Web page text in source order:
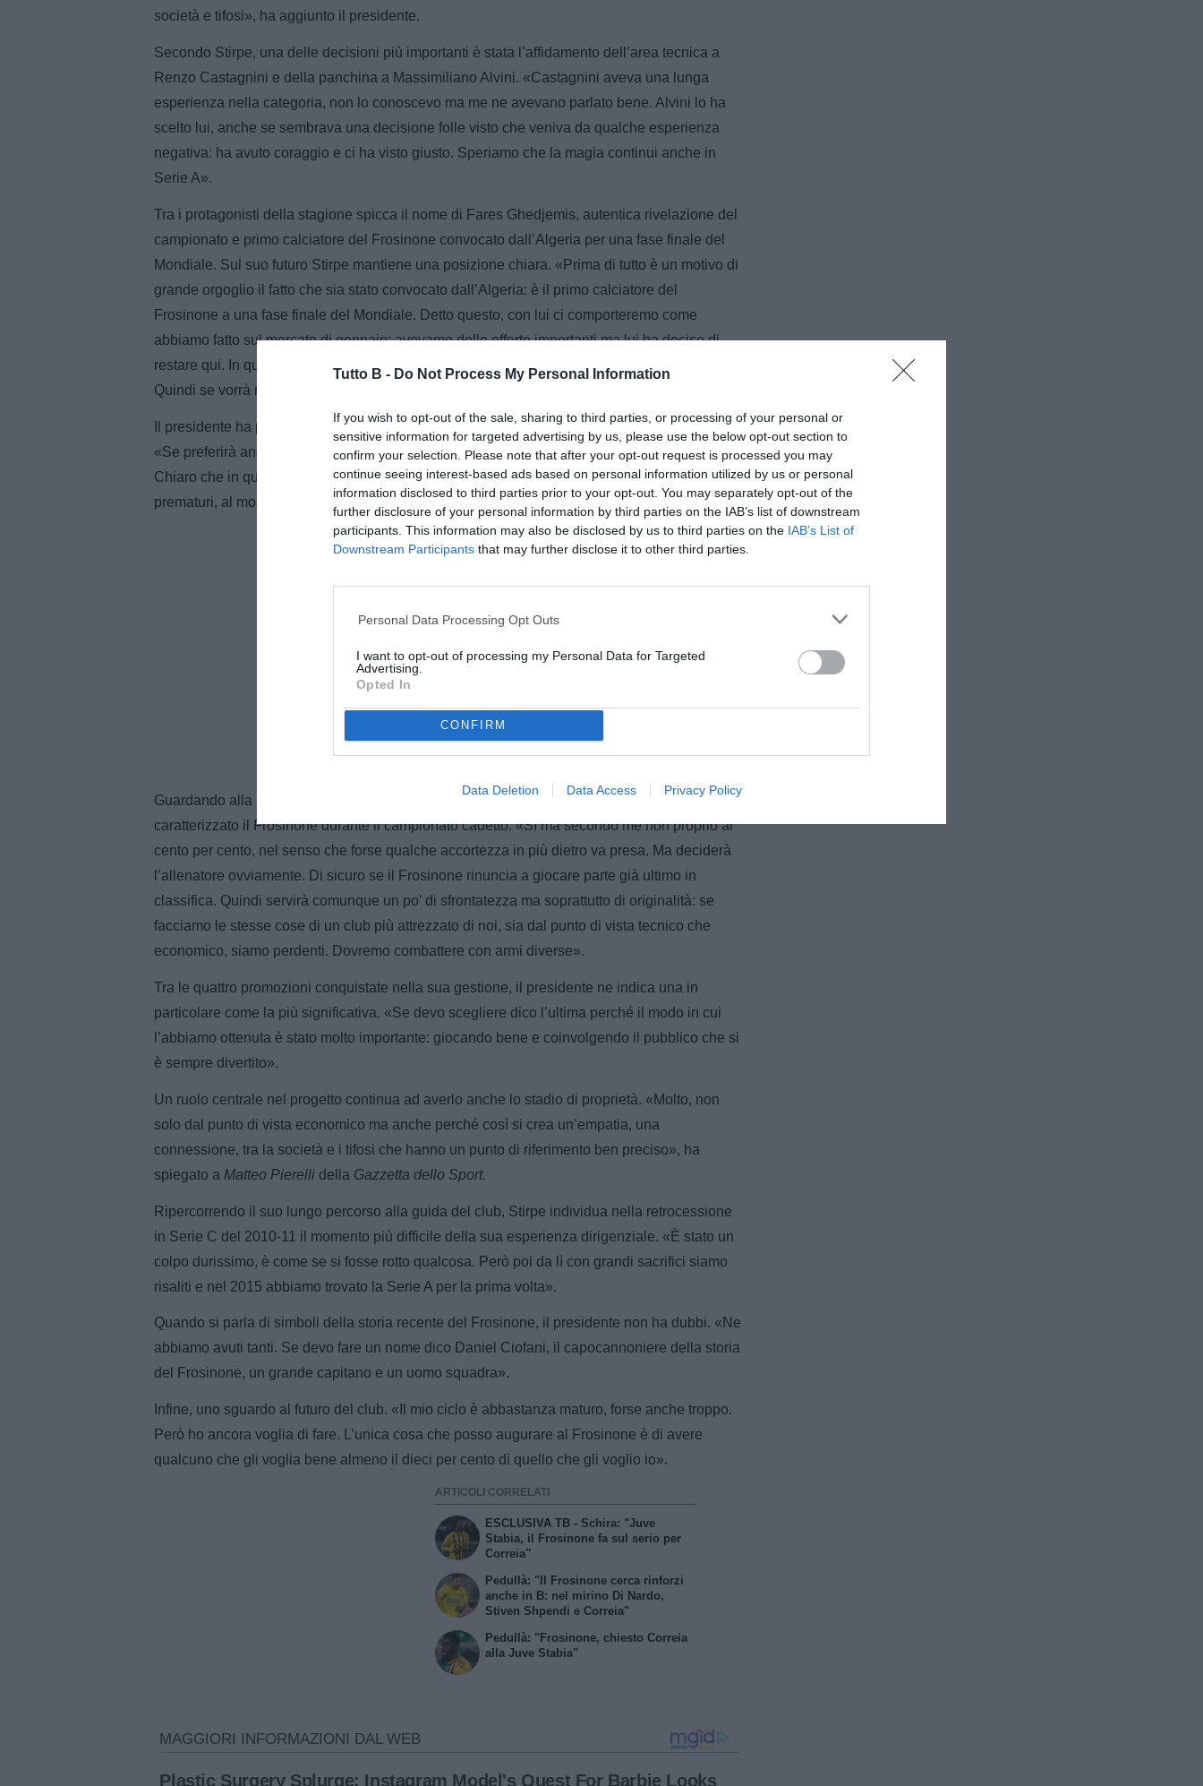
Tutto B - Do Not Process My Personal Information
If you wish to opt-out of the sale, sharing to third parties, or processing of your personal or
sensitive information for targeted advertising by us, please use the below opt-out section to
confirm your selection. Please note that after your opt-out request is processed you may
continue seeing interest-based ads based on personal information utilized by us or personal
information disclosed to third parties prior to your opt-out. You may separately opt-out of the
further disclosure of your personal information by third parties on the IAB’s list of downstream
participants. This information may also be disclosed by us to third parties on the IAB’s List of
Downstream Participants that may further disclose it to other third parties.
Personal Data Processing Opt Outs
I want to opt-out of processing my Personal Data for Targeted
Advertising.
Opted In
CONFIRM
Data Deletion Data Access Privacy Policy
società e tifosi», ha aggiunto il presidente.
Secondo Stirpe, una delle decisioni più importanti è stata l’affidamento dell’area tecnica a
Renzo Castagnini e della panchina a Massimiliano Alvini. «Castagnini aveva una lunga
esperienza nella categoria, non lo conoscevo ma me ne avevano parlato bene. Alvini lo ha
scelto lui, anche se sembrava una decisione folle visto che veniva da qualche esperienza
negativa: ha avuto coraggio e ci ha visto giusto. Speriamo che la magia continui anche in
Serie A».
Tra i protagonisti della stagione spicca il nome di Fares Ghedjemis, autentica rivelazione del
campionato e primo calciatore del Frosinone convocato dall’Algeria per una fase finale del
Mondiale. Sul suo futuro Stirpe mantiene una posizione chiara. «Prima di tutto è un motivo di
grande orgoglio il fatto che sia stato convocato dall’Algeria: è il primo calciatore del
Frosinone a una fase finale del Mondiale. Detto questo, con lui ci comporteremo come
abbiamo fatto sul mercato di gennaio: avevamo delle offerte importanti ma lui ha deciso di
restare qui. In quel caso è mancata la cosa più importante, ovvero la volontà del giocatore.
Quindi se vorrà rimanere qui, noi saremo molto felici».
Il presidente ha poi spiegato quale sarebbe lo scenario in caso di partenza dell’attaccante.
«Se preferirà andarsene e le condizioni economiche ci soddisferanno ne prenderemo atto.
Chiaro che in quel caso dovremmo trovare un sostituto all’altezza. Ma sono discorsi
prematuri, al momento non ci sono segnali che voglia cambiare aria».
Guardando alla prossima Serie A, Stirpe non vuole rinunciare all’identità che ha
caratterizzato il Frosinone durante il campionato cadetto. «Sì ma secondo me non proprio al
cento per cento, nel senso che forse qualche accortezza in più dietro va presa. Ma deciderà
l’allenatore ovviamente. Di sicuro se il Frosinone rinuncia a giocare parte già ultimo in
classifica. Quindi servirà comunque un po’ di sfrontatezza ma soprattutto di originalità: se
facciamo le stesse cose di un club più attrezzato di noi, sia dal punto di vista tecnico che
economico, siamo perdenti. Dovremo combattere con armi diverse».
Tra le quattro promozioni conquistate nella sua gestione, il presidente ne indica una in
particolare come la più significativa. «Se devo scegliere dico l’ultima perché il modo in cui
l’abbiamo ottenuta è stato molto importante: giocando bene e coinvolgendo il pubblico che si
è sempre divertito».
Un ruolo centrale nel progetto continua ad averlo anche lo stadio di proprietà. «Molto, non
solo dal punto di vista economico ma anche perché così si crea un’empatia, una
connessione, tra la società e i tifosi che hanno un punto di riferimento ben preciso», ha
spiegato a Matteo Pierelli della Gazzetta dello Sport.
Ripercorrendo il suo lungo percorso alla guida del club, Stirpe individua nella retrocessione
in Serie C del 2010-11 il momento più difficile della sua esperienza dirigenziale. «È stato un
colpo durissimo, è come se si fosse rotto qualcosa. Però poi da lì con grandi sacrifici siamo
risaliti e nel 2015 abbiamo trovato la Serie A per la prima volta».
Quando si parla di simboli della storia recente del Frosinone, il presidente non ha dubbi. «Ne
abbiamo avuti tanti. Se devo fare un nome dico Daniel Ciofani, il capocannoniere della storia
del Frosinone, un grande capitano e un uomo squadra».
Infine, uno sguardo al futuro del club. «Il mio ciclo è abbastanza maturo, forse anche troppo.
Però ho ancora voglia di fare. L’unica cosa che posso augurare al Frosinone è di avere
qualcuno che gli voglia bene almeno il dieci per cento di quello che gli voglio io».
ARTICOLI CORRELATI
ESCLUSIVA TB - Schira: "Juve
Stabia, il Frosinone fa sul serio per
Correia"
Pedullà: "Il Frosinone cerca rinforzi
anche in B: nel mirino Di Nardo,
Stiven Shpendi e Correia"
Pedullà: "Frosinone, chiesto Correia
alla Juve Stabia"